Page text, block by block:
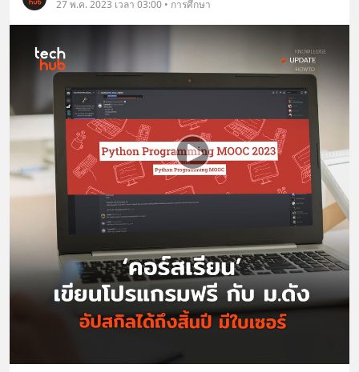
27 พ.ค. 2023 เวลา 03:00 • การศึกษา